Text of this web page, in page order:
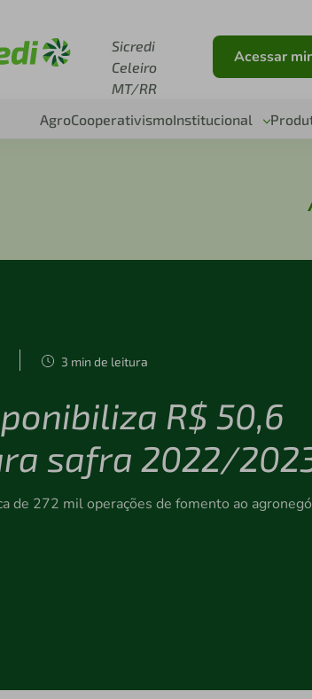
Sicredi
Celeiro
MT/RR
Acessar
AgroCooperativismoInstitucional
3 min de leitura
R$ 50,6
safra 2022/
de 272 mil operações de fomento ao